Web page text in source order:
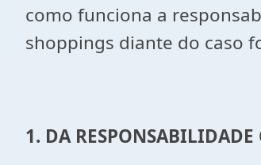
como funciona a
shoppings diante do caso
1. DA